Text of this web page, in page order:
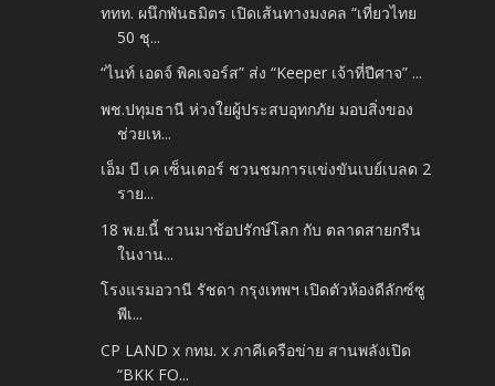
ททท. ผนึกพันธมิตร เปิดเส้นทางมงคล “เที่ยวไทย
50 ชุ...
“ไนท์ เอดจ์ พิคเจอร์ส” ส่ง “Keeper เจ้าที่ปีศาจ” ...
พช.ปทุมธานี ห่วงใยผู้ประสบอุทกภัย มอบสิ่งของ
ช่วยเห...
เอ็ม บี เค เซ็นเตอร์ ชวนชมการแข่งขันเบย์เบลด 2
ราย...
18 พ.ย.นี้ ชวนมาช้อปรักษ์โลก กับ ตลาดสายกรีน
ในงาน...
โรงแรมอวานี รัชดา กรุงเทพฯ เปิดตัวห้องดีลักซ์ซู
พีเ...
CP LAND x กทม. x ภาคีเครือข่าย สานพลังเปิด
“BKK FO...